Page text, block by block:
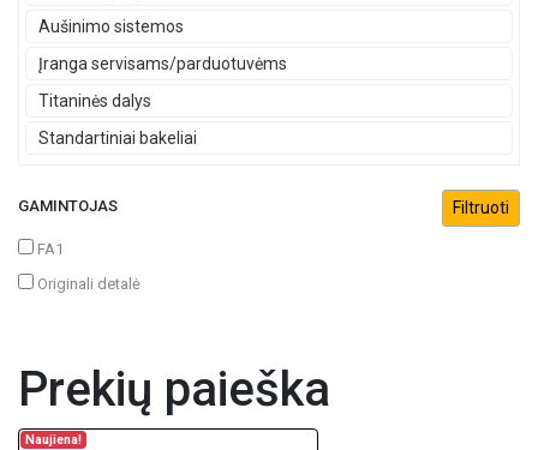
Aušinimo sistemos
Įranga servisams/parduotuvėms
Titaninės dalys
Standartiniai bakeliai
GAMINTOJAS
FA1
Originali detalė
Prekių paieška
Naujiena!